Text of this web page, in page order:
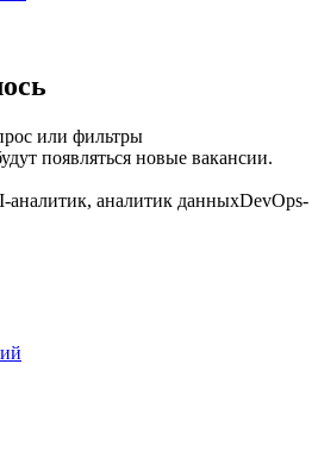
или фильтры
появляться новые вакансии.
аналитик, аналитик данныхDevOps-